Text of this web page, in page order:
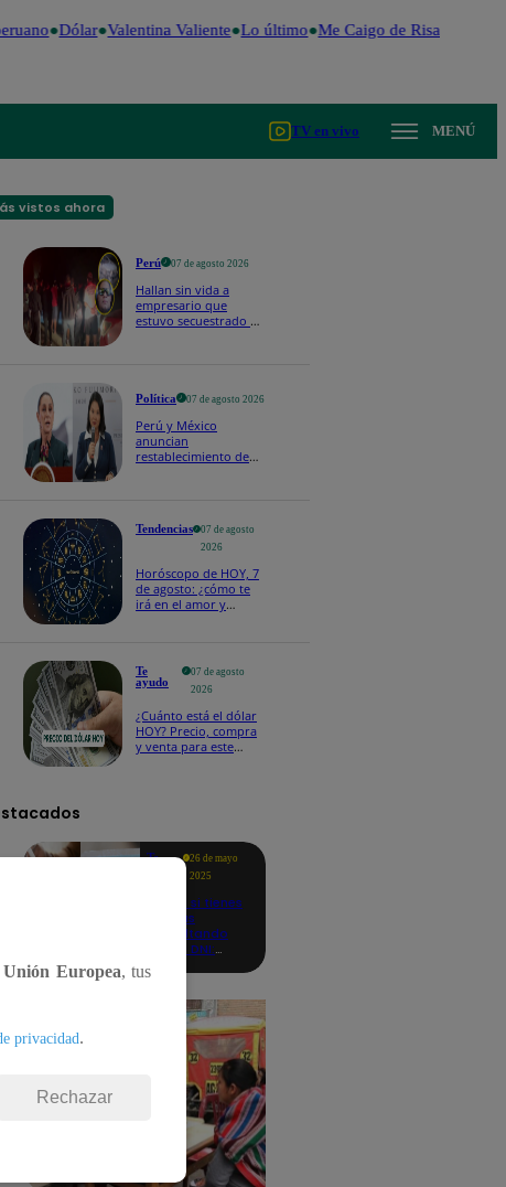
Dólar Valentina Valiente Lo último Me Caigo de Risa
TV en vivo MENÚ
vistos ahora
Perú 07 de agosto 2026
Hallan sin vida a
empresario que
estuvo secuestrado en
Política 07 de agosto 2026
Perú y México
anuncian
restablecimiento de
Tendencias
07 de agosto
2026
Horóscopo de HOY, 7
de agosto: ¿cómo te
irá en el amor y
Te
ayudo
07 de agosto
2026
¿Cuánto está el dólar
HOY? Precio, compra
y venta para este
Te
26 de mayo
2025
Revisa si tienes
deudas
consultando
con tu DNI:
detalles
Unión Europea, tus
privacidad.
Rechazar